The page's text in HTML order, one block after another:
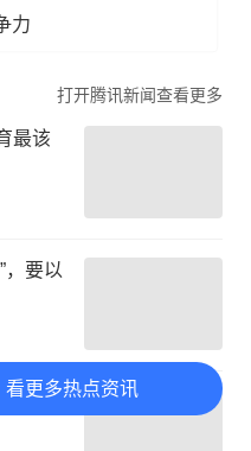
看更多热点资讯
力
打开腾讯新闻查看更多
最该
，要以
校师